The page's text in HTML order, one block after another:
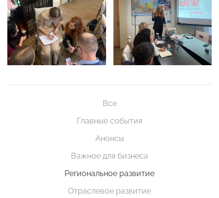
Все
Главные события
Анонсы
Важное для бизнеса
Региональное развитие
Отраслевое развитие